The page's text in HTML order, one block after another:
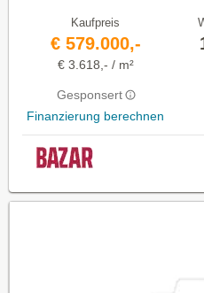
Kaufpreis
€ 579.000,-
€ 3.618,- / m²
Gesponsert
Finanzierung berechnen